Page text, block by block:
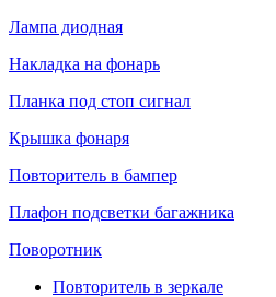
Лампа диодная
Накладка на фонарь
Планка под стоп сигнал
Крышка фонаря
Повторитель в бампер
Плафон подсветки багажника
Поворотник
Повторитель в зеркале